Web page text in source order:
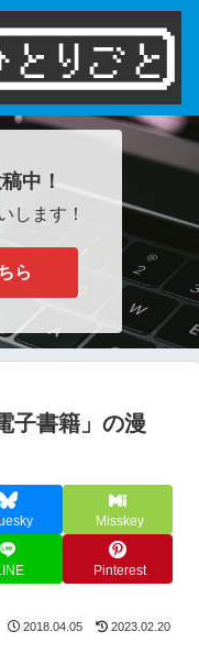
中！
します！
ら
子書籍」の漫
Misskey
Pinterest
2018.04.05 2023.02.20